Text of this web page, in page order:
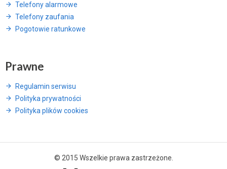
Telefony alarmowe
Telefony zaufania
Pogotowie ratunkowe
Prawne
Regulamin serwisu
Polityka prywatności
Polityka plików cookies
© 2015 Wszelkie prawa zastrzeżone.